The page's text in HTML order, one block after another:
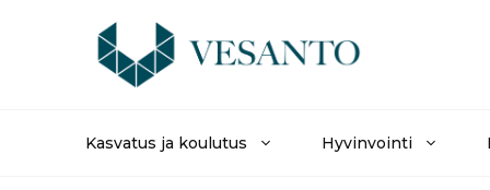
Kasvatus ja koulutus Hyvinvointi